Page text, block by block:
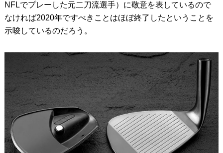
NFLでプレーした元二刀流選手）に敬意を表しているので
なければ2020年ですべきことはほぼ終了したということを
示唆しているのだろう。